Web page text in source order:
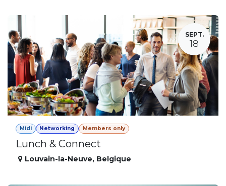
SEPT.
18
Midi Networking Members only
Lunch & Connect
Louvain-la-Neuve, Belgique